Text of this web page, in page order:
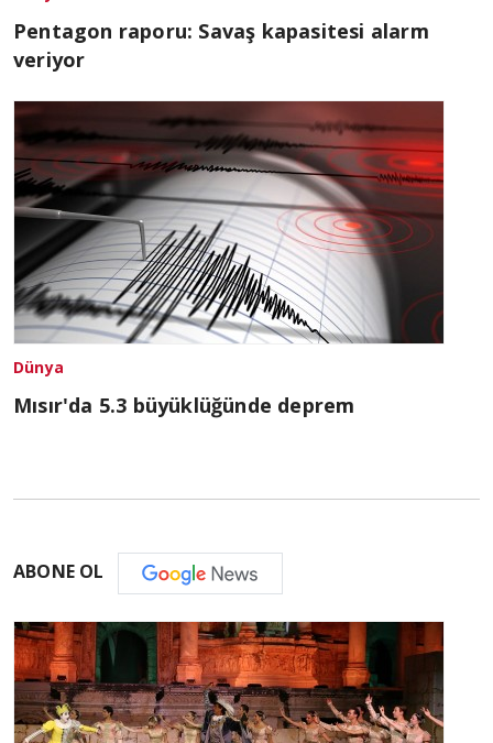
Pentagon raporu: Savaş kapasitesi alarm
veriyor
Dünya
Mısır'da 5.3 büyüklüğünde deprem
ABONE OL